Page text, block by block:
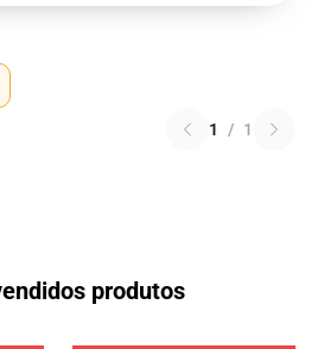
1 / 1
produtos